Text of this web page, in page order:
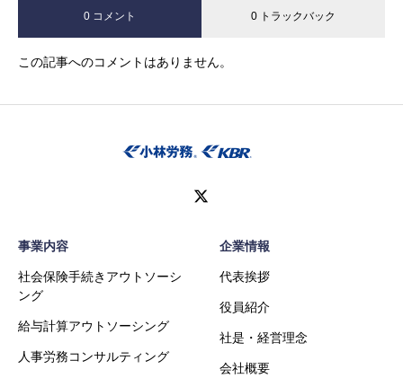
0 コメント 0 トラックバック
この記事へのコメントはありません。
事業内容
社会保険手続きアウトソーシ
ング
給与計算アウトソーシング
人事労務コンサルティング
企業情報
代表挨拶
役員紹介
社是・経営理念
会社概要